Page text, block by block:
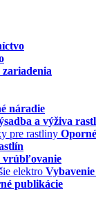
náradie
a výživa
vrúbľovanie
publikácie